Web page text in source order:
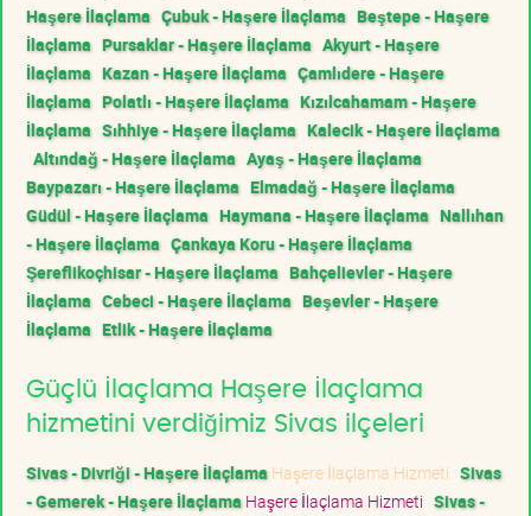
Haşere İlaçlama Çubuk - Haşere İlaçlama Beştepe - Haşere
İlaçlama Pursaklar - Haşere İlaçlama Akyurt - Haşere
İlaçlama Kazan - Haşere İlaçlama Çamlıdere - Haşere
İlaçlama Polatlı - Haşere İlaçlama Kızılcahamam - Haşere
İlaçlama Sıhhiye - Haşere İlaçlama Kalecik - Haşere İlaçlama
Altındağ - Haşere İlaçlama Ayaş - Haşere İlaçlama
Baypazarı - Haşere İlaçlama Elmadağ - Haşere İlaçlama
Güdül - Haşere İlaçlama Haymana - Haşere İlaçlama Nallıhan
- Haşere İlaçlama Çankaya Koru - Haşere İlaçlama
Şereflikoçhisar - Haşere İlaçlama Bahçelievler - Haşere
İlaçlama Cebeci - Haşere İlaçlama Beşevler - Haşere
İlaçlama Etlik - Haşere İlaçlama
Güçlü İlaçlama Haşere İlaçlama
hizmetini verdiğimiz Sivas ilçeleri
Sivas - Divriği - Haşere İlaçlama Haşere İlaçlama Hizmeti Sivas
- Gemerek - Haşere İlaçlama Haşere İlaçlama Hizmeti Sivas -